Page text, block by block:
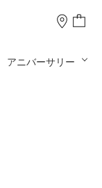
アニバーサリー